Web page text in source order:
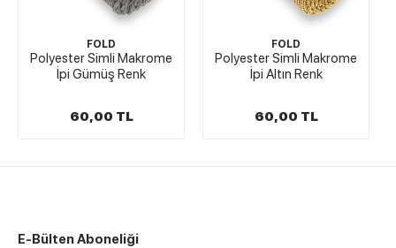
FOLD
Polyester Simli Makrome
İpi Gümüş Renk
60,00 TL
FOLD
Polyester Simli Makrome
İpi Altın Renk
60,00 TL
E-Bülten Aboneliği